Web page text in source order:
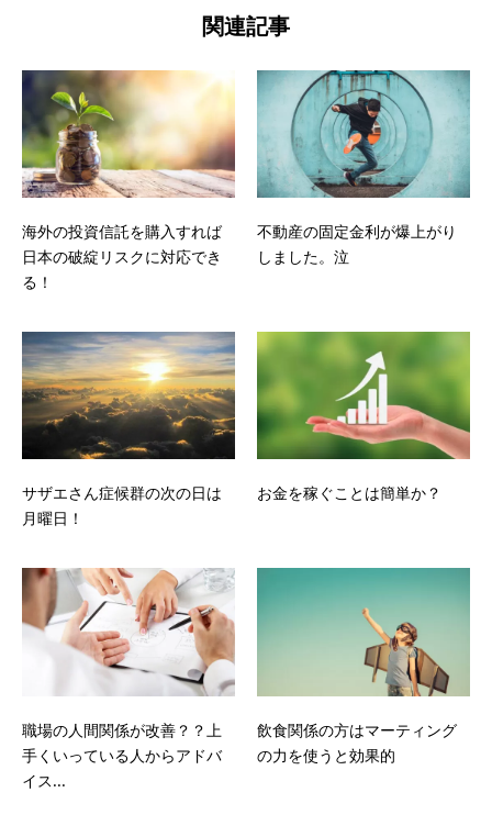
関連記事
海外の投資信託を購入すれば
日本の破綻リスクに対応でき
る！
不動産の固定金利が爆上がり
しました。泣
サザエさん症候群の次の日は
月曜日！
お金を稼ぐことは簡単か？
職場の人間関係が改善？？上
手くいっている人からアドバ
イス...
飲食関係の方はマーティング
の力を使うと効果的